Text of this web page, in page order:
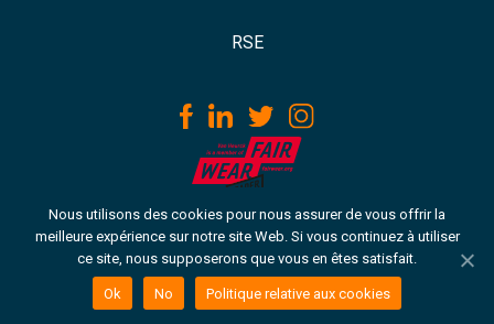
RSE
Download our ISO certificate
Copyright © 2021 VH. Tous droits réservés
Politique relative aux cookies
Termes & conditions et politique de confidentialité
Nous utilisons des cookies pour nous assurer de vous offrir la
meilleure expérience sur notre site Web. Si vous continuez à utiliser
ce site, nous supposerons que vous en êtes satisfait.
Ok No Politique relative aux cookies